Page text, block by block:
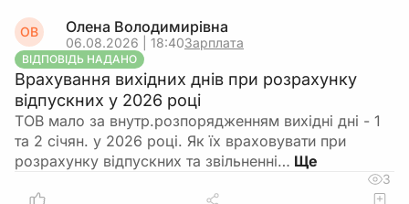
ОВ Олена Володимирівна
06.08.2026 | 18:40Зарплата
ВІДПОВІДЬ НАДАНО
Врахування вихідних днів при розрахунку
відпускних у 2026 році
ТОВ мало за внутр.розпорядженням вихідні дні - 1
та 2 січян. у 2026 році. Як їх враховувати при
розрахунку відпускних та звільненні…
3